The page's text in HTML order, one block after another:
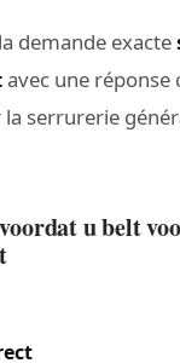
demande exacte
avec une
serrurerie
u belt